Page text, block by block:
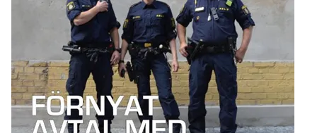
Hedmarken brannvesen satser på moderne kommunikasjon
og bedre hørselvern